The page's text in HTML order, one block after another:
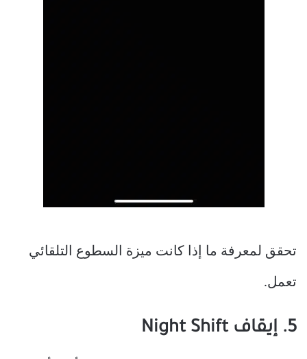
تحقق لمعرفة ما إذا كانت ميزة السطوع التلقائي
تعمل.
5. إيقاف Night Shift